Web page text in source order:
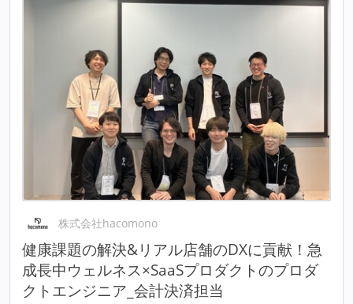
株式会社hacomono
健康課題の解決&リアル店舗のDXに貢献！急
成長中ウェルネス×SaaSプロダクトのプロダ
クトエンジニア_会計決済担当